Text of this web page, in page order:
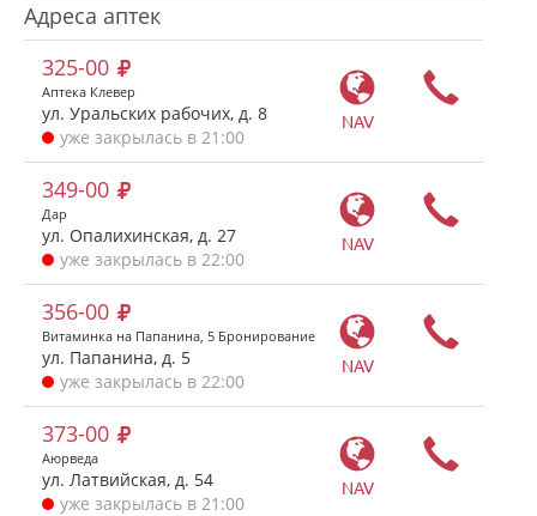
Адреса аптек
NAV
325-00
Аптека Клевер
ул. Уральских рабочих, д. 8
уже закрылась в 21:00
NAV
349-00
Дар
ул. Опалихинская, д. 27
уже закрылась в 22:00
NAV
356-00
Витаминка на Папанина, 5 Бронирование
ул. Папанина, д. 5
уже закрылась в 22:00
NAV
373-00
Аюрведа
ул. Латвийская, д. 54
уже закрылась в 21:00